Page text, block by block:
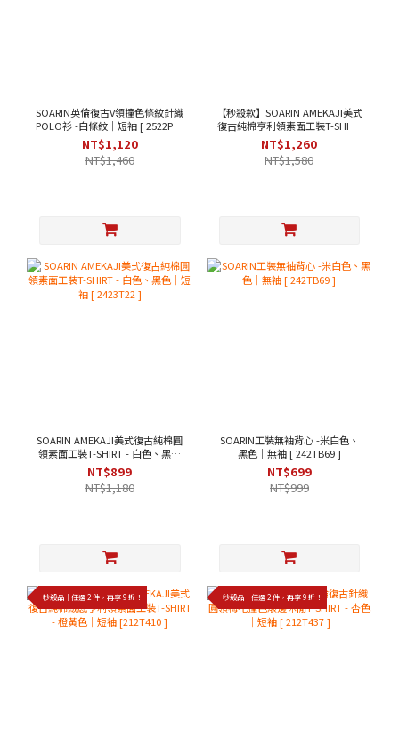
SOARIN英倫復古V領撞色條紋針織
POLO衫 -白條紋｜短袖 [ 2522P33
]
NT$1,120
NT$1,460
【秒殺款】SOARIN AMEKAJI美式
復古純棉亨利領素面工裝T-SHIRT
- 米黃色｜短袖 [ 2423T31 ]
NT$1,260
NT$1,580
SOARIN AMEKAJI美式復古純棉圓
領素面工裝T-SHIRT - 白色、黑色
｜短袖 [ 2423T22 ]
NT$899
NT$1,180
SOARIN工裝無袖背心 -米白色、
黑色｜無袖 [ 242TB69 ]
NT$699
NT$999
秒殺品｜任選 2 件，再享 9 折！ 秒殺品｜任選 2 件，再享 9 折！